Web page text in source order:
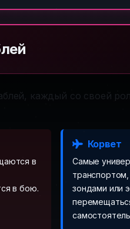
каждый со своей
в
в бою.
Корвет
Самые
зондами или